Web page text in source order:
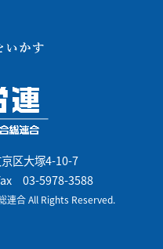
区大塚4-10-7
03-5978-3588
連合 All Rights Reserved.